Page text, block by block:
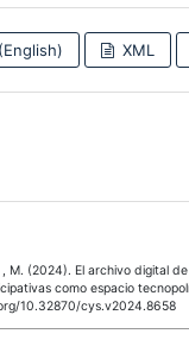
XML
M. (2024). El archivo digital
como espacio
10.32870/cys.v2024.8658